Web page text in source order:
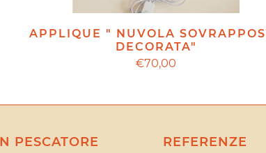
APPLIQUE " NUVOLA
DECORATA"
€70,00
PESCATORE REFERENZE